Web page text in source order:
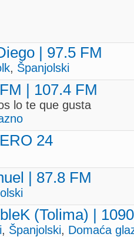
| 97.5 FM
, Španjolski
| 107.4 FM
lo te que gusta
24
| 87.8 FM
(Tolima) |
, Španjolski, Domaća